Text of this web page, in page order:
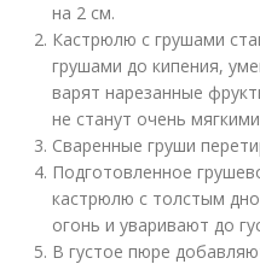
на 2 см.
Кастрюлю с грушами
грушами до кипения,
варят нарезанные
не станут очень
Сваренные груши
Подготовленное
кастрюлю с толстым
огонь и уваривают до
В густое пюре